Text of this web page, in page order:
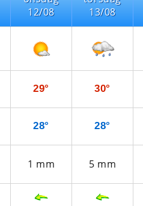
12/08
13/08
29° 30°
28° 28°
1 mm 5 mm